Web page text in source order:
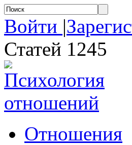
Войти |
Статей 1245
Отношения